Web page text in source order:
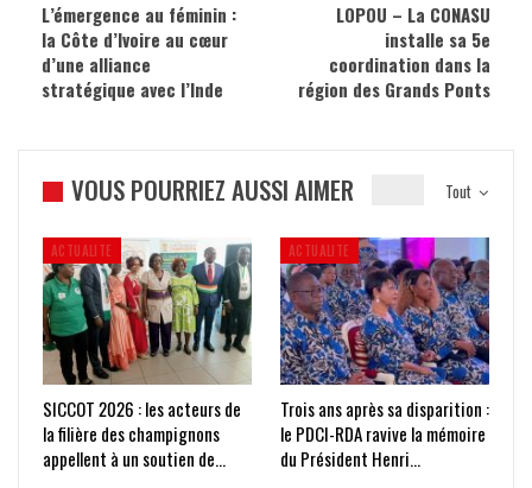
L’émergence au féminin :
la Côte d’Ivoire au cœur
d’une alliance
stratégique avec l’Inde
LOPOU – La CONASU
installe sa 5e
coordination dans la
région des Grands Ponts
Tout
VOUS POURRIEZ AUSSI AIMER
ACTUALITE
SICCOT 2026 : les acteurs de
la filière des champignons
appellent à un soutien de…
ACTUALITE
Trois ans après sa disparition :
le PDCI-RDA ravive la mémoire
du Président Henri…